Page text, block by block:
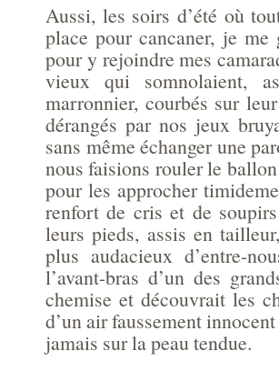
Aussi, les soirs d’été où
place pour cancaner, je
pour y rejoindre mes
vieux qui somnolaient,
marronnier, courbés sur
dérangés par nos jeux
sans même échanger une
nous faisions rouler le
pour les approcher
renfort de cris et de
leurs pieds, assis en
plus audacieux d’entre-
l’avant-bras d’un des
chemise et découvrait les
d’un air faussement
jamais sur la peau tendue.